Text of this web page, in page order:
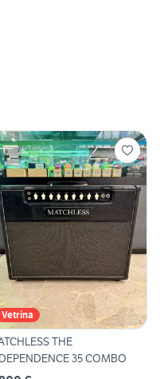
Vetrina
THE
35 COMBO